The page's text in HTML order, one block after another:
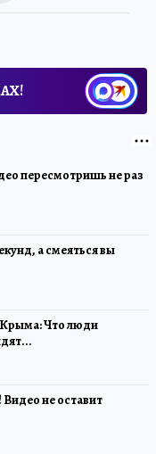
пересмотришь не раз
а смеяться вы
Крыма: Что люди
не оставит